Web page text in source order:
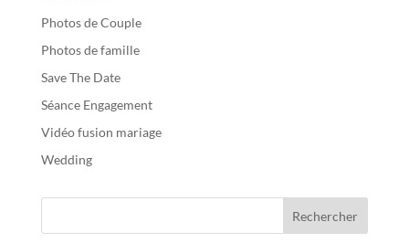
Photos de Couple
Photos de famille
Save The Date
Séance Engagement
Vidéo fusion mariage
Wedding